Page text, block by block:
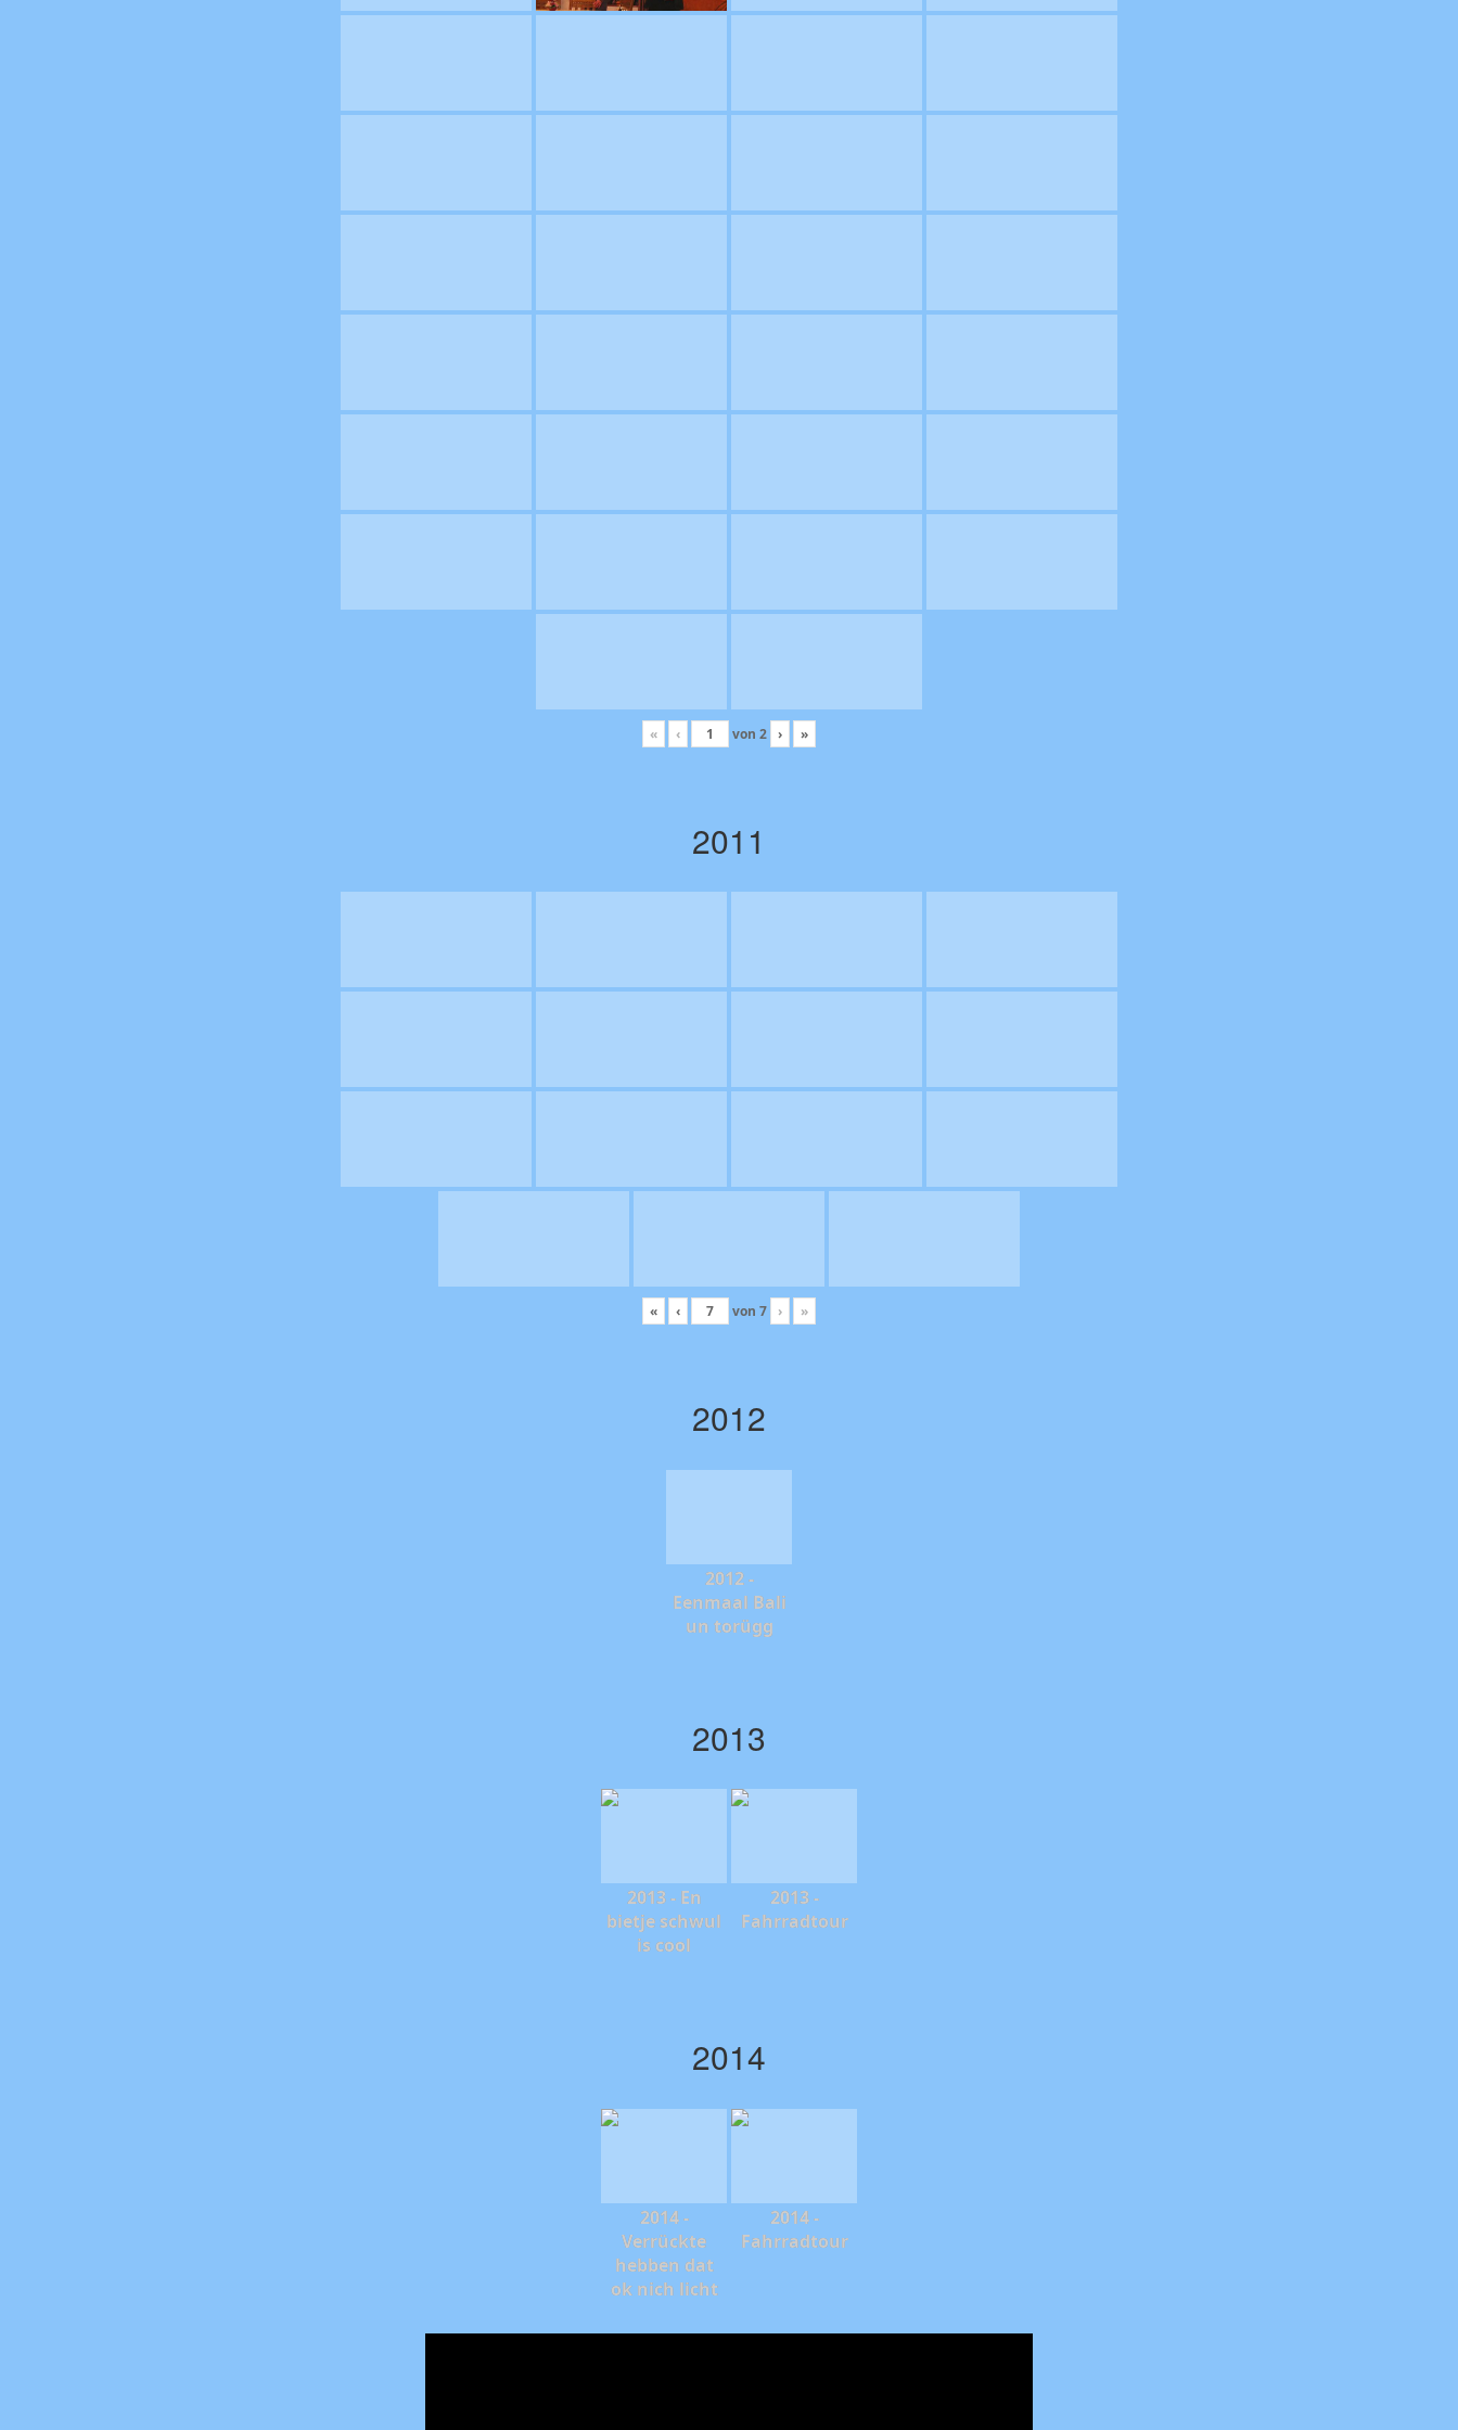
« ‹ von 2 › »
2011
« ‹ von 7 › »
2012
2012 -
Eenmaal Bali
un torügg
2013
2013 - En
bietje schwul
is cool
2013 -
Fahrradtour
2014
2014 -
Verrückte
hebben dat
ok nich licht
2014 -
Fahrradtour